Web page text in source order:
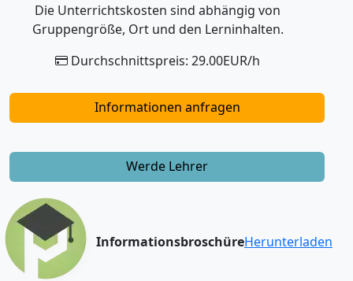
Die Unterrichtskosten sind abhängig von
Gruppengröße, Ort und den Lerninhalten.
Durchschnittspreis: 29.00EUR/h
Informationen anfragen
Werde Lehrer
InformationsbroschüreHerunterladen